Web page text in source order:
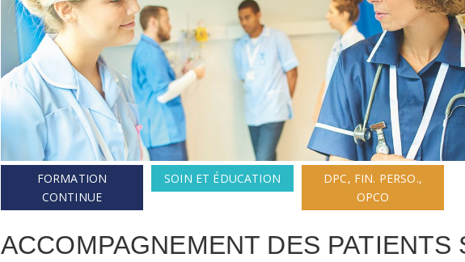
FORMATION
CONTINUE
SOIN ET ÉDUCATION
DPC, FIN. PERSO.,
OPCO
ACCOMPAGNEMENT DES PATIENTS